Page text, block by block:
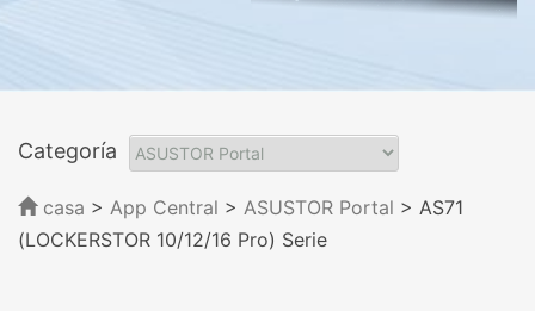
Categoría
casa > App Central > ASUSTOR Portal > AS71
(LOCKERSTOR 10/12/16 Pro) Serie